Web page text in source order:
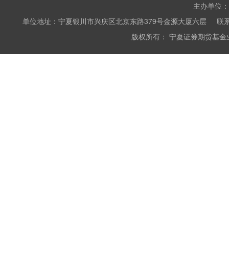
主办单位
单位地址：宁夏银川市兴庆区北京东路379号金源大厦六层
版权所有： 宁夏证券期货